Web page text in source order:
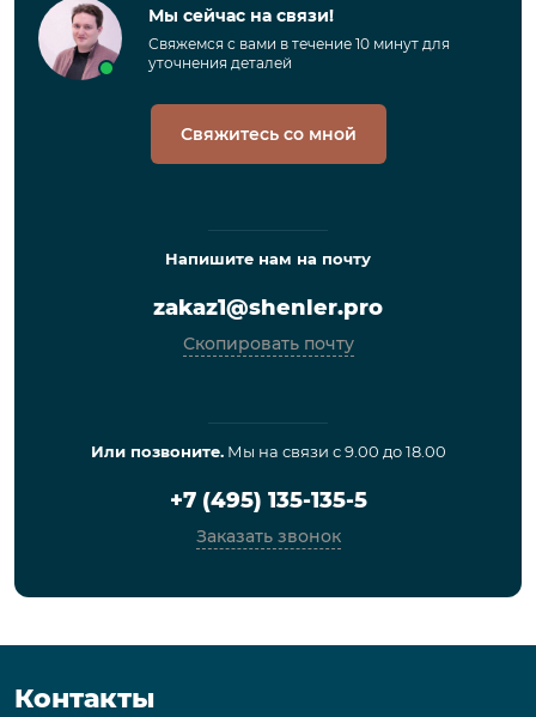
Мы сейчас на связи!
Свяжемся с вами в течение 10 минут для
уточнения деталей
Свяжитесь со мной
Напишите нам на почту
zakaz1@shenler.pro
Скопировать почту
Или позвоните.Мы на связи с 9.00 до 18.00
+7 (495) 135-135-5
Заказать звонок
Контакты